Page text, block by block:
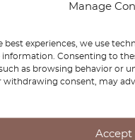
Manage
best experiences, we use
information. Consenting to
as browsing behavior or
withdrawing consent, may
Accept
–
du boîtier du
noir
/